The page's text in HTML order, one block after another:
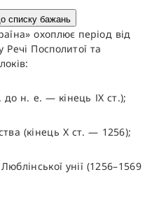
списку бажань
охоплює період від
Речі Посполитої та
до н. е. — кінець ІХ ст.);
(кінець Х ст. — 1256);
унії (1256–1569